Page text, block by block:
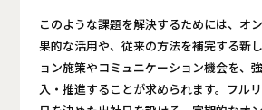
このような課題を解決するためには、オ
果的な活用や、従来の方法を補完する新
ョン施策やコミュニケーション機会を、
入・推進することが求められます。フル